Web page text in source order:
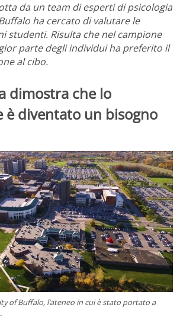
da un team di esperti di psicologia
ha cercato di valutare le
studenti. Risulta che nel campione
parte degli individui ha preferito il
al cibo.
dimostra che lo
è diventato un bisogno
of Buffalo, l’ateneo in cui è stato portato a